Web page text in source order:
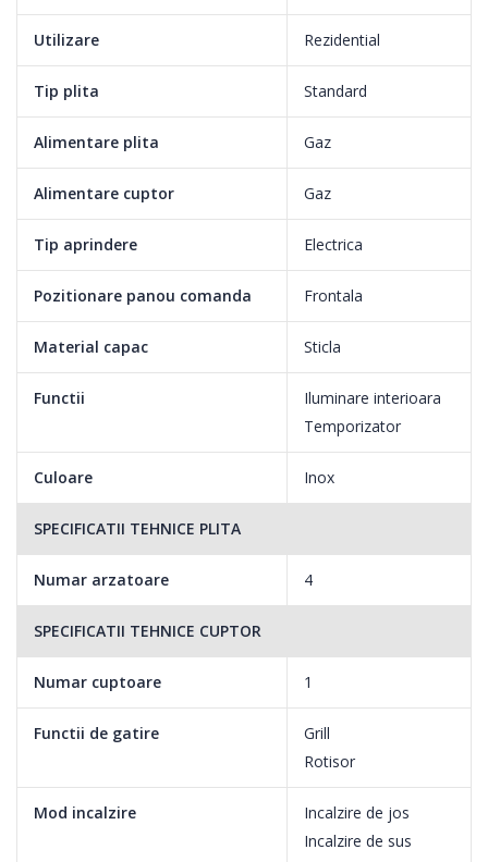
CleanZone™
Geamul usii cuptorului este acoperit cu un strat special care
permite o curatare usoara, fara a fi necesara utilizarea unor
solutii specializate de curatare.
Acum te poti bucura de preparatele preferate la rotisor chiar la
Utilizare Rezidential
Tip plita Standard
Alimentare plita Gaz
Alimentare cuptor Gaz
Tip aprindere Electrica
Pozitionare panou comanda Frontala
Material capac Sticla
Functii
Iluminare interioara
Temporizator
Culoare Inox
SPECIFICATII TEHNICE PLITA
Numar arzatoare 4
SPECIFICATII TEHNICE CUPTOR
Numar cuptoare 1
Functii de gatire
Grill
Rotisor
Mod incalzire
Incalzire de jos
Incalzire de sus